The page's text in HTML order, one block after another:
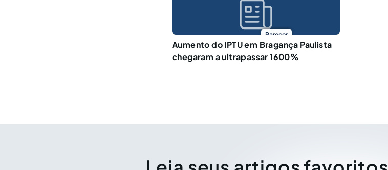
Parecer
Aumento do IPTU em Bragança Paulista
chegaram a ultrapassar 1600%